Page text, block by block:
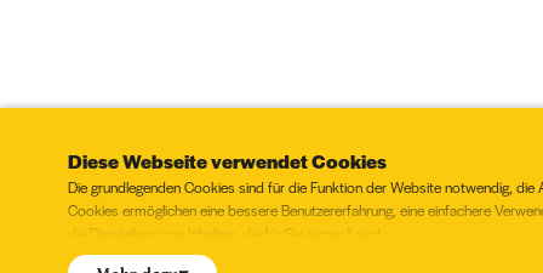
Diese Webseite verwendet Cookies
Die grundlegenden Cookies sind für die Funktion der Website notwendig, die
Cookies ermöglichen eine bessere Benutzererfahrung, eine einfachere
die Darstellung von Inhalten, die für Sie sinnvoll sind.